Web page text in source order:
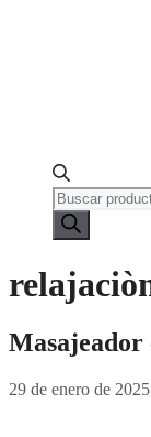
Búsqueda
de
productos
29 de enero de 2025